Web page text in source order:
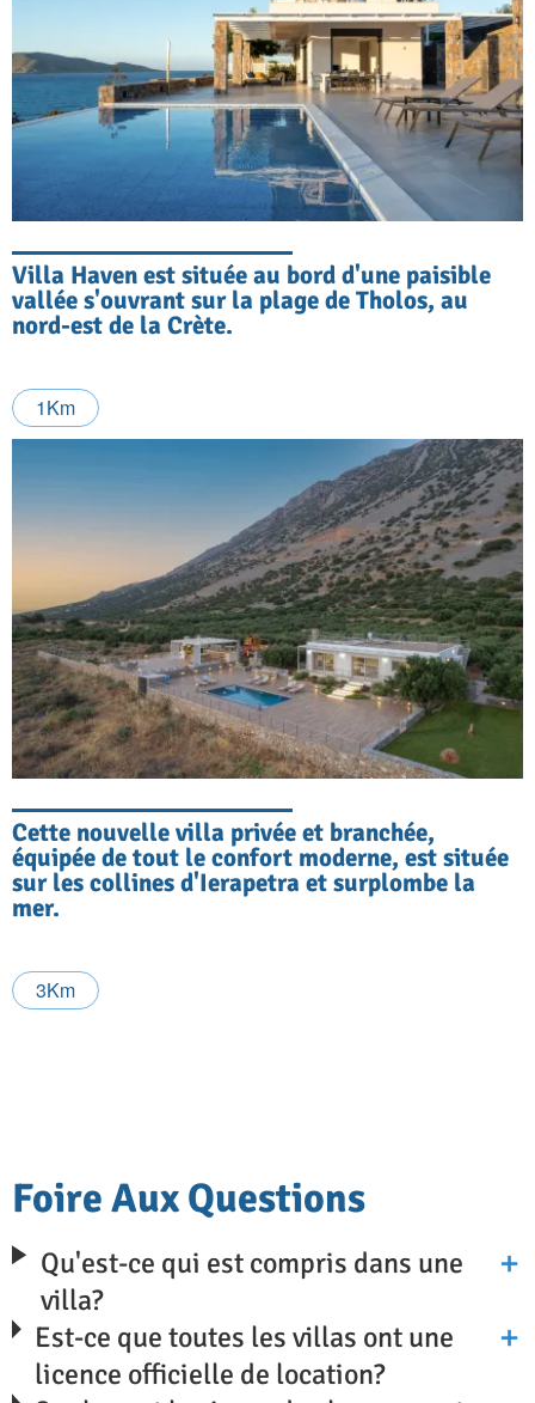
Villa Haven est située au bord d'une paisible
vallée s'ouvrant sur la plage de Tholos, au
nord-est de la Crète.
1Km
Cette nouvelle villa privée et branchée,
équipée de tout le confort moderne, est située
sur les collines d'Ierapetra et surplombe la
mer.
3Km
Foire Aux Questions
Qu'est-ce qui est compris dans une
villa?
Est-ce que toutes les villas ont une
licence officielle de location?